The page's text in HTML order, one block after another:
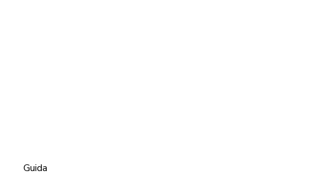
Guida